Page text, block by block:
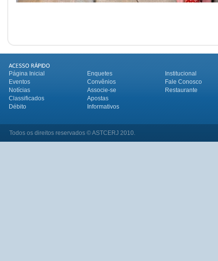
Página Inicial Enquetes
Institucional
Eventos
Convênios
Fale Conosco
Notícias
Associe-se
Restaurante
Classificados
Apostas
Débito
Informativos
Todos os direitos reservados © ASTCERJ 2010.